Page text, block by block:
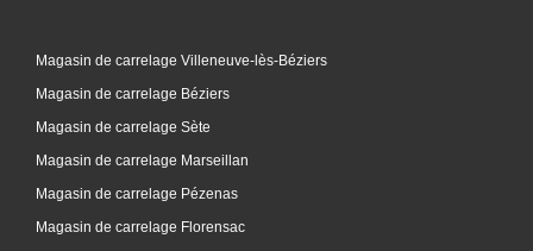
Magasin de carrelage Villeneuve-lès-Béziers
Magasin de carrelage Béziers
Magasin de carrelage Sète
Magasin de carrelage Marseillan
Magasin de carrelage Pézenas
Magasin de carrelage Florensac